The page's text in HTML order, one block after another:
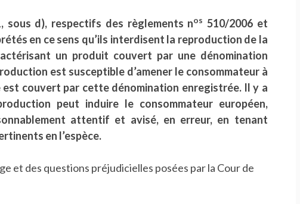
sous d), respectifs des règlements nos 510/2006 et
en ce sens qu’ils interdisent la reproduction de la
un produit couvert par une dénomination
est susceptible d’amener le consommateur à
est couvert par cette dénomination enregistrée. Il y a
peut induire le consommateur européen,
attentif et avisé, en erreur, en tenant
en l’espèce.
et des questions préjudicielles posées par la Cour de